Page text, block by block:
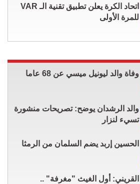
اتحاد الكرة يعلن تطبيق تقنية الـ VAR
للمرة الأولى
وفاة والد ليونيل ميسي عن 68 عاما
والد الرشدان يوضح: تصريحات منشورة
تسيء لنزار
الحسين إربد يضم السلمان من الرمثا
القريني: أول الغيث "مغرفة" ..